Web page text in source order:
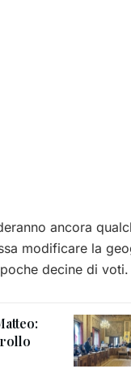
ancora
modificare la
decine di voti.